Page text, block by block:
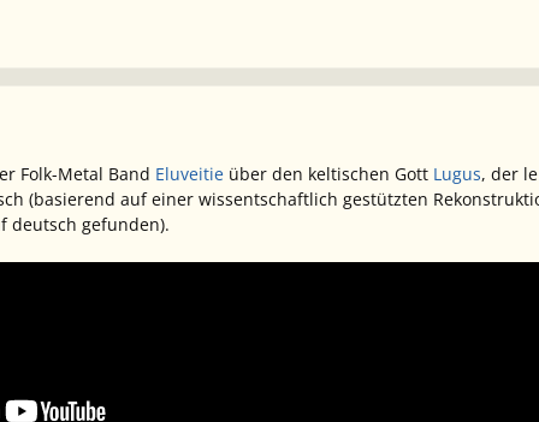
Folk-Metal Band Eluveitie über den keltischen Gott Lugus, der
(basierend auf einer wissentschaftlich gestützten
deutsch gefunden).